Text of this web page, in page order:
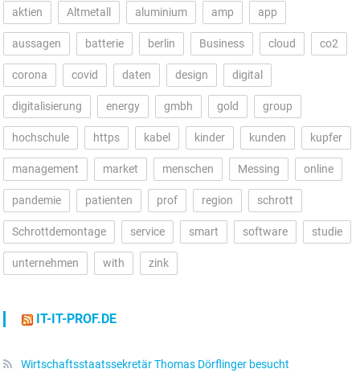
aktien Altmetall aluminium amp app
aussagen batterie berlin Business cloud co2
corona covid daten design digital
digitalisierung energy gmbh gold group
hochschule https kabel kinder kunden kupfer
management market menschen Messing online
pandemie patienten prof region schrott
Schrottdemontage service smart software studie
unternehmen with zink
IT-IT-PROF.DE
Wirtschaftsstaatssekretär Thomas Dörflinger besucht